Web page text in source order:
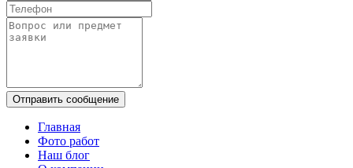
Отправить сообщение
Главная
Фото работ
Наш блог